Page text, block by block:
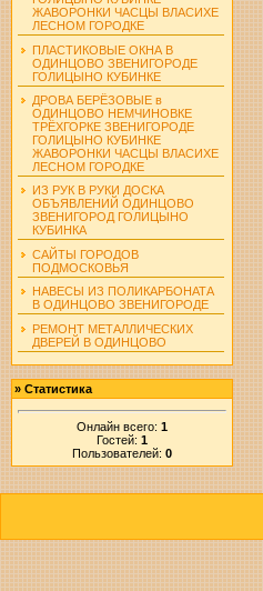
ЖАВОРОНКИ ЧАСЦЫ ВЛАСИХЕ
ЛЕСНОМ ГОРОДКЕ
ПЛАСТИКОВЫЕ ОКНА В
ОДИНЦОВО ЗВЕНИГОРОДЕ
ГОЛИЦЫНО КУБИНКЕ
ДРОВА БЕРЁЗОВЫЕ в
ОДИНЦОВО НЕМЧИНОВКЕ
ТРЁХГОРКЕ ЗВЕНИГОРОДЕ
ГОЛИЦЫНО КУБИНКЕ
ЖАВОРОНКИ ЧАСЦЫ ВЛАСИХЕ
ЛЕСНОМ ГОРОДКЕ
ИЗ РУК В РУКИ ДОСКА
ОБЪЯВЛЕНИЙ ОДИНЦОВО
ЗВЕНИГОРОД ГОЛИЦЫНО
КУБИНКА
САЙТЫ ГОРОДОВ
ПОДМОСКОВЬЯ
НАВЕСЫ ИЗ ПОЛИКАРБОНАТА
В ОДИНЦОВО ЗВЕНИГОРОДЕ
РЕМОНТ МЕТАЛЛИЧЕСКИХ
ДВЕРЕЙ В ОДИНЦОВО
» Статистика
Онлайн всего: 1
Гостей: 1
Пользователей: 0